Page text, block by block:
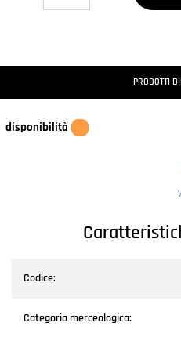
PRODOTTI
disponibilità
Codice:
Categoria merceologica: